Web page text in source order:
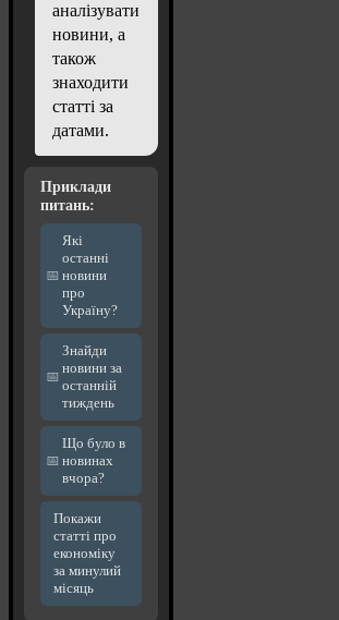
аналізувати
новини, а
також
знаходити
статті за
датами.
Приклади
питань:
Які
останні
новини
про
Україну?
Знайди
новини за
останній
тиждень
Що було в
новинах
вчора?
Покажи
статті про
економіку
за минулий
місяць